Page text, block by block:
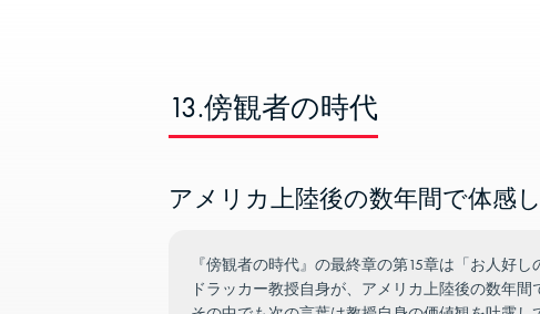
13.傍観者の時代
アメリカ上陸後の数年間で体感
『傍観者の時代』の最終章の第15章は「お人好し
ドラッカー教授自身が、アメリカ上陸後の数年間